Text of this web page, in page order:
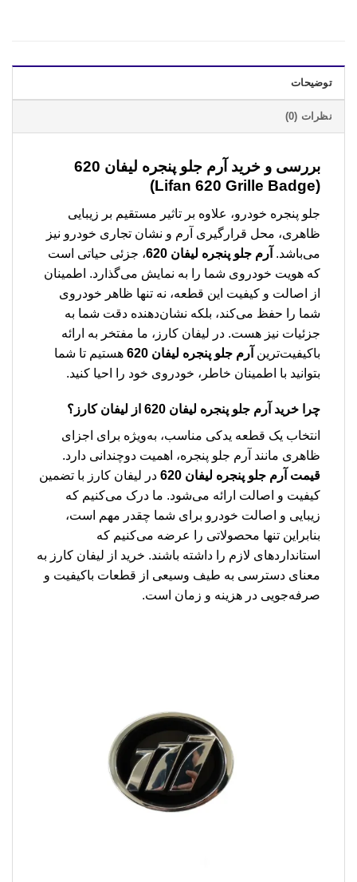
توضیحات
نظرات (0)
بررسی و خرید
آرم جلو پنجره لیفان 620
(Lifan 620 Grille Badge)
جلو پنجره خودرو، علاوه بر تاثیر مستقیم بر زیبایی
ظاهری، محل قرارگیری آرم و نشان تجاری خودرو نیز
می‌باشد. آرم جلو پنجره لیفان 620
، جزئی حیاتی است
که هویت خودروی شما را به نمایش می‌گذارد. اطمینان
از اصالت و کیفیت این قطعه، نه تنها ظاهر خودروی
شما را حفظ می‌کند، بلکه نشان‌دهنده دقت شما به
جزئیات نیز هست. در لیفان کارز، ما مفتخر به ارائه
باکیفیت‌ترین آرم جلو پنجره لیفان 620
هستیم تا شما
بتوانید با اطمینان خاطر، خودروی خود را احیا کنید.
چرا خرید آرم جلو پنجره لیفان 620
از لیفان کارز؟
انتخاب یک قطعه یدکی مناسب، به‌ویژه برای اجزای
ظاهری مانند آرم جلو پنجره، اهمیت دوچندانی دارد.
قیمت آرم جلو پنجره لیفان 620
در لیفان کارز با تضمین
کیفیت و اصالت ارائه می‌شود. ما درک می‌کنیم که
زیبایی و اصالت خودرو برای شما چقدر مهم است،
بنابراین تنها محصولاتی را عرضه می‌کنیم که
استانداردهای لازم را داشته باشند. خرید از لیفان کارز به
معنای دسترسی به طیف وسیعی از قطعات باکیفیت و
صرفه‌جویی در هزینه و زمان است.